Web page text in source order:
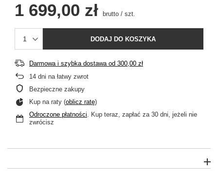
1 699,00 zł brutto / szt.
DODAJ DO KOSZYKA
Darmowa i szybka dostawaod 300,00 zł
14 dni na łatwy zwrot
Bezpieczne zakupy
Kup na raty (oblicz ratę)
Odroczone płatności. Kup teraz, zapłać za 30 dni, jeżeli nie
zwrócisz